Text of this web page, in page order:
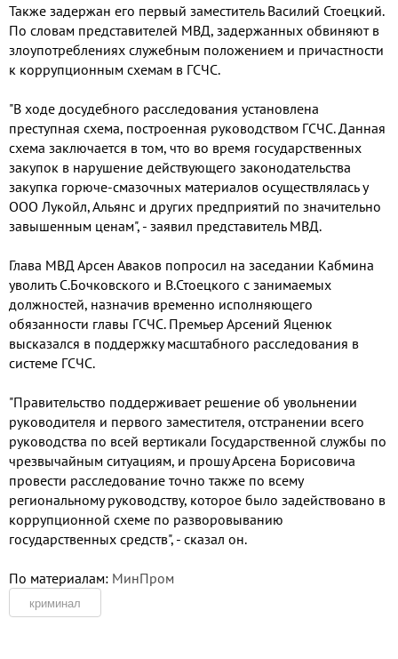
Также задержан его первый заместитель Василий Стоецкий.
По словам представителей МВД, задержанных обвиняют в
злоупотреблениях служебным положением и причастности
к коррупционным схемам в ГСЧС.
"В ходе досудебного расследования установлена
преступная схема, построенная руководством ГСЧС. Данная
схема заключается в том, что во время государственных
закупок в нарушение действующего законодательства
закупка горюче-смазочных материалов осуществлялась у
ООО Лукойл, Альянс и других предприятий по значительно
завышенным ценам", - заявил представитель МВД.
Глава МВД Арсен Аваков попросил на заседании Кабмина
уволить С.Бочковского и В.Стоецкого с занимаемых
должностей, назначив временно исполняющего
обязанности главы ГСЧС. Премьер Арсений Яценюк
высказался в поддержку масштабного расследования в
системе ГСЧС.
"Правительство поддерживает решение об увольнении
руководителя и первого заместителя, отстранении всего
руководства по всей вертикали Государственной службы по
чрезвычайным ситуациям, и прошу Арсена Борисовича
провести расследование точно также по всему
региональному руководству, которое было задействовано в
коррупционной схеме по разворовыванию
государственных средств", - сказал он.
По материалам: МинПром
криминал